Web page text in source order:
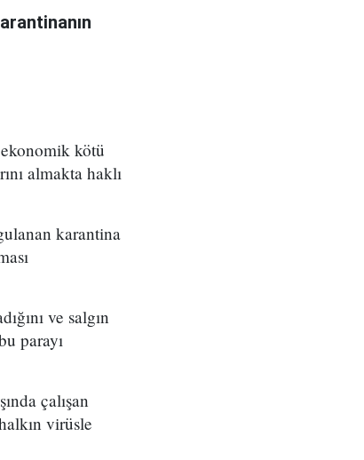
kötü
almakta haklı
karantina
ve salgın
parayı
çalışan
virüsle